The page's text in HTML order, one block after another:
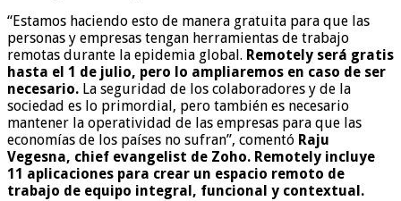
“Estamos haciendo esto de manera gratuita para que las
personas y empresas tengan herramientas de trabajo
remotas durante la epidemia global. Remotely será gratis
hasta el 1 de julio, pero lo ampliaremos en caso de ser
necesario. La seguridad de los colaboradores y de la
sociedad es lo primordial, pero también es necesario
mantener la operatividad de las empresas para que las
economías de los países no sufran”, comentó Raju
Vegesna, chief evangelist de Zoho. Remotely incluye
11 aplicaciones para crear un espacio remoto de
trabajo de equipo integral, funcional y contextual.